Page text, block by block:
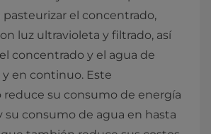
pasteurizar el concentrado,
luz ultravioleta y filtrado, así
concentrado y el agua de
en continuo. Este
su consumo de energía
su consumo de agua en hasta